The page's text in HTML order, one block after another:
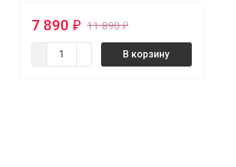
7 890 ₽ 11 890₽
В корзину